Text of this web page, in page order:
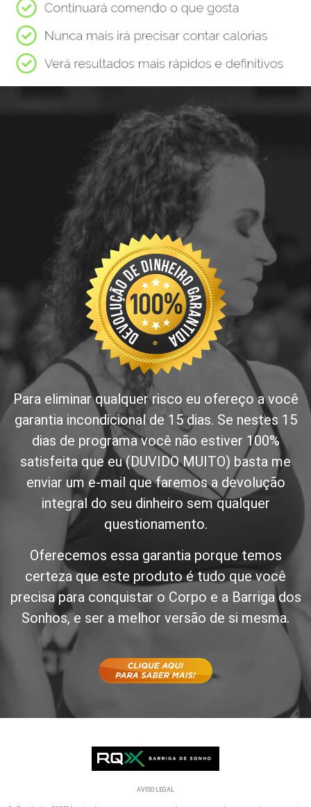
Para eliminar qualquer risco eu ofereço a você
garantia incondicional de 15 dias. Se nestes 15
dias de programa você não estiver 100%
satisfeita que eu (DUVIDO MUITO) basta me
enviar um e-mail que faremos a devolução
integral do seu dinheiro sem qualquer
questionamento.
Oferecemos essa garantia porque temos
certeza que este produto é tudo que você
precisa para conquistar o Corpo e a Barriga dos
Sonhos, e ser a melhor versão de si mesma.
AVISO LEGAL